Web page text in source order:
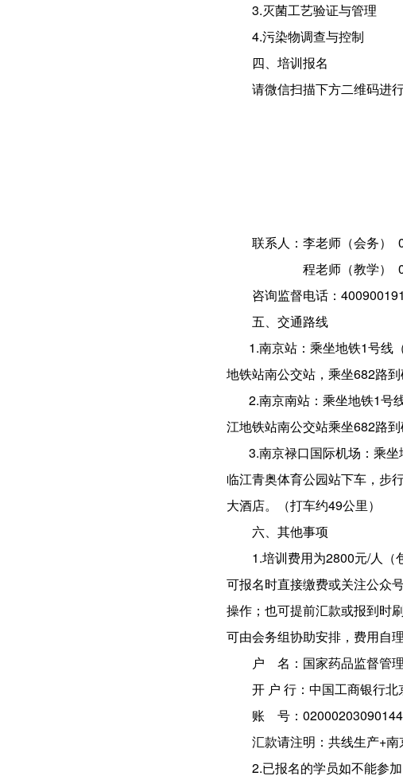
3.灭菌工艺验证与管理
4.污染物调查与控制
四、培训报名
请微信扫描下方二维码进
联系人：李老师（会务）
程老师（教学）
咨询监督电话：
五、交通路线
1.南京站：乘坐地铁1号线
地铁站南公交站，乘坐682路
2.南京南站：乘坐地铁1号
江地铁站南公交站乘坐682路
3.南京禄口国际机场：乘
临江青奥体育公园站下车，步
大酒店。（打车约49公里）
六、其他事项
1.培训费用为2800元/人（
可报名时直接缴费或关注公众
操作；也可提前汇款或报到时
可由会务组协助安排，费用自
户 名：国家药品监督管
开 户 行：中国工商银行
账 号：
汇款请注明：共线生产+
2.已报名的学员如不能参